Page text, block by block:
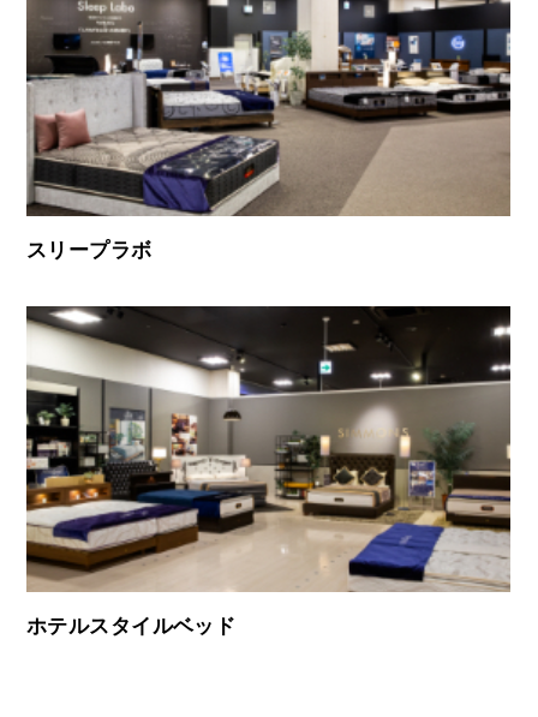
スリープラボ
ホテルスタイルベッド